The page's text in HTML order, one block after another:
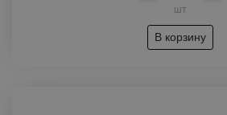
шт
В корзину